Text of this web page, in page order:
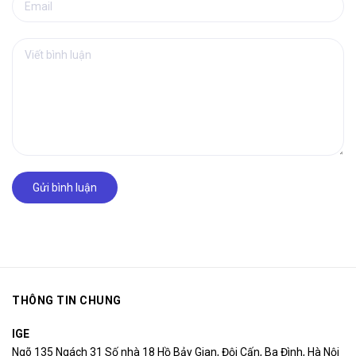
Gửi bình luận
THÔNG TIN CHUNG
IGE
Ngõ 135 Ngách 31 Số nhà 18 Hồ Bảy Gian, Đội Cấn, Ba Đình, Hà Nội